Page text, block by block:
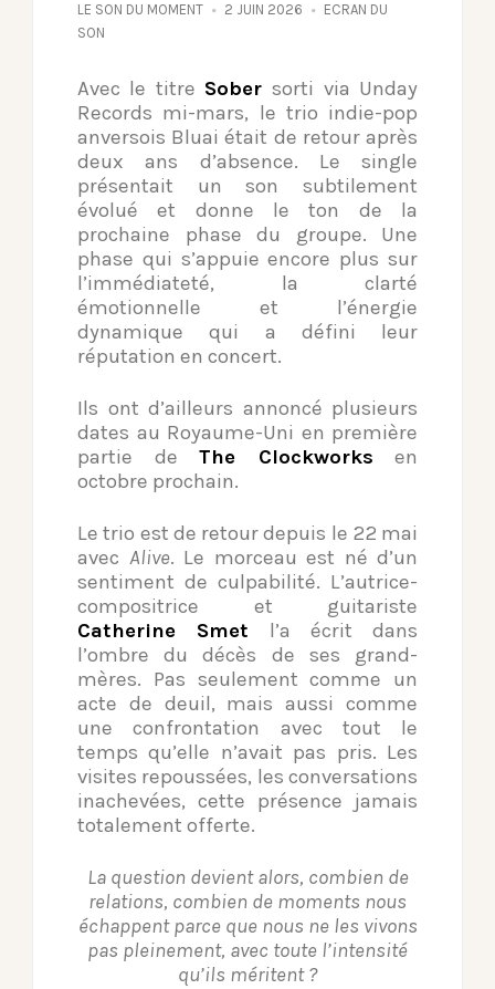
LE SON DU MOMENT 2 JUIN 2026
ECRAN DU
SON
Avec le titre Sober sorti via Unday
Records mi-mars, le trio indie-pop
anversois Bluai était de retour après
deux ans d’absence. Le single
présentait un son subtilement
évolué et donne le ton de la
prochaine phase du groupe. Une
phase qui s’appuie encore plus sur
l’immédiateté, la clarté
émotionnelle et l’énergie
dynamique qui a défini leur
réputation en concert.
Ils ont d’ailleurs annoncé plusieurs
dates au Royaume-Uni en première
partie de The Clockworks en
octobre prochain.
Le trio est de retour depuis le 22 mai
avec Alive. Le morceau est né d’un
sentiment de culpabilité. L’autrice-
compositrice et guitariste
Catherine Smet l’a écrit dans
l’ombre du décès de ses grand-
mères. Pas seulement comme un
acte de deuil, mais aussi comme
une confrontation avec tout le
temps qu’elle n’avait pas pris. Les
visites repoussées, les conversations
inachevées, cette présence jamais
totalement offerte.
La question devient alors, combien de
relations, combien de moments nous
échappent parce que nous ne les vivons
pas pleinement, avec toute l’intensité
qu’ils méritent ?